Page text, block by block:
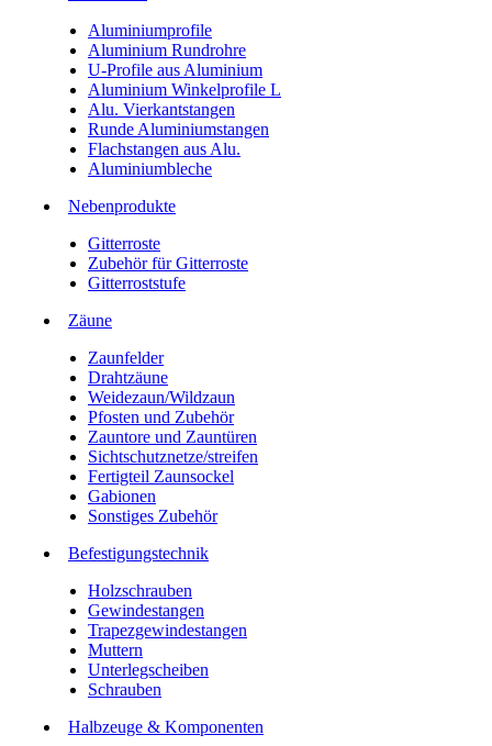
Aluminiumprofile
Aluminium Rundrohre
U-Profile aus Aluminium
Aluminium Winkelprofile L
Alu. Vierkantstangen
Runde Aluminiumstangen
Flachstangen aus Alu.
Aluminiumbleche
Nebenprodukte
Gitterroste
Zubehör für Gitterroste
Gitterroststufe
Zäune
Zaunfelder
Drahtzäune
Weidezaun/Wildzaun
Pfosten und Zubehör
Zauntore und Zauntüren
Sichtschutznetze/streifen
Fertigteil Zaunsockel
Gabionen
Sonstiges Zubehör
Befesti­gungstechnik
Holzschrauben
Gewindestangen
Trapezgewindestangen
Muttern
Unterlegscheiben
Schrauben
Halbzeuge & Komponenten